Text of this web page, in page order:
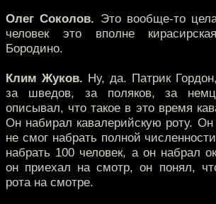
Олег Соколов. Это вообще-то
человек это вполне
Бородино.
Клим Жуков. Ну, да. Патрик
за шведов, за поляков, за
описывал, что такое в это время
Он набирал кавалерийскую роту.
не смог набрать полной
набрать 100 человек, а он набрал
он приехал на смотр, он понял,
рота на смотре.